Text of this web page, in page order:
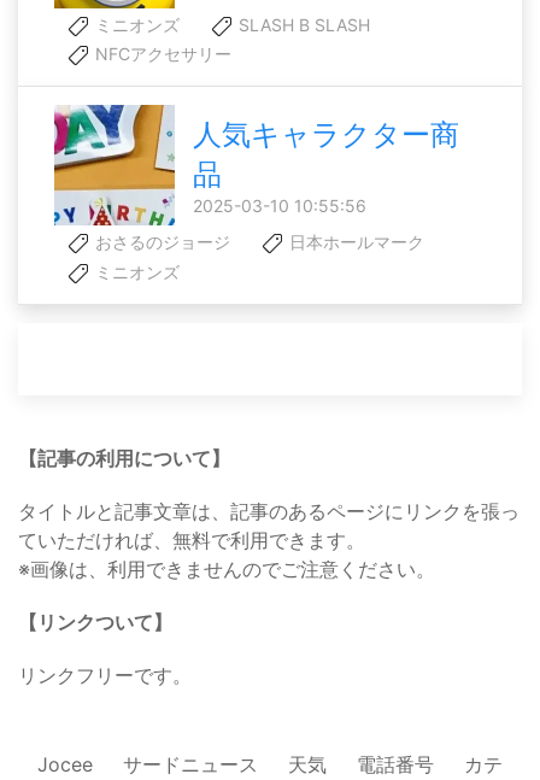
ミニオンズ
SLASH B SLASH
NFCアクセサリー
人気キャラクター商
品
2025-03-10 10:55:56
おさるのジョージ
日本ホールマーク
ミニオンズ
【記事の利用について】
タイトルと記事文章は、記事のあるページにリンクを張っ
ていただければ、無料で利用できます。
※画像は、利用できませんのでご注意ください。
【リンクついて】
リンクフリーです。
Jocee サードニュース 天気 電話番号 カテ